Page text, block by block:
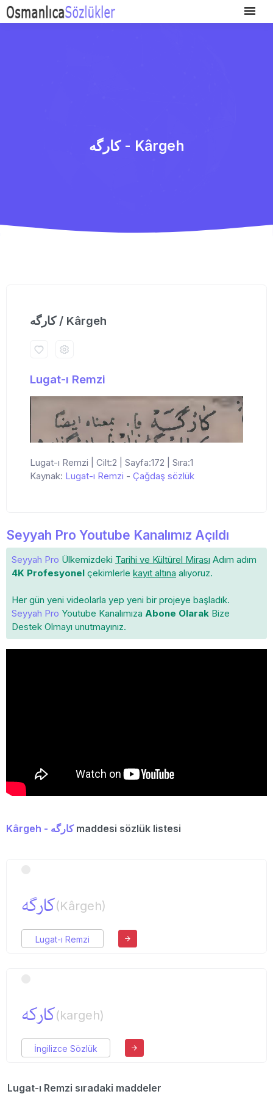
كارگه - Kârgeh
كارگه / Kârgeh
Lugat-ı Remzi
Lugat-ı Remzi | Cilt:2 | Sayfa:172 | Sıra:1
Kaynak: Lugat-ı Remzi - Çağdaş sözlük
Seyyah Pro Youtube Kanalımız Açıldı
Seyyah Pro Ülkemizdeki Tarihi ve Kültürel Mirası Adım adım
4K Profesyonel çekimlerle kayıt altına alıyoruz.
Her gün yeni videolarla yep yeni bir projeye başladık.
Seyyah Pro Youtube Kanalımıza Abone Olarak Bize
Destek Olmayı unutmayınız.
Kârgeh - كارگهmaddesi sözlük listesi
كارگه(Kârgeh)
Lugat-ı Remzi
كاركه(kargeh)
İngilizce Sözlük
Lugat-ı Remzi sıradaki maddeler